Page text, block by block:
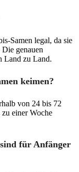
Samen legal, da sie
genauen
Land zu Land.
keimen?
von 24 bis 72
einer Woche
für Anfänger